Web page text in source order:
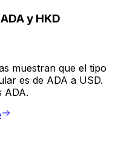
y HKD
muestran que el tipo
es de ADA a USD.
ADA.